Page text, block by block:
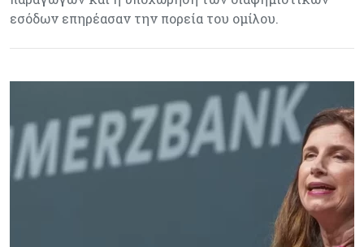
εσόδων επηρέασαν την πορεία του ομίλου.